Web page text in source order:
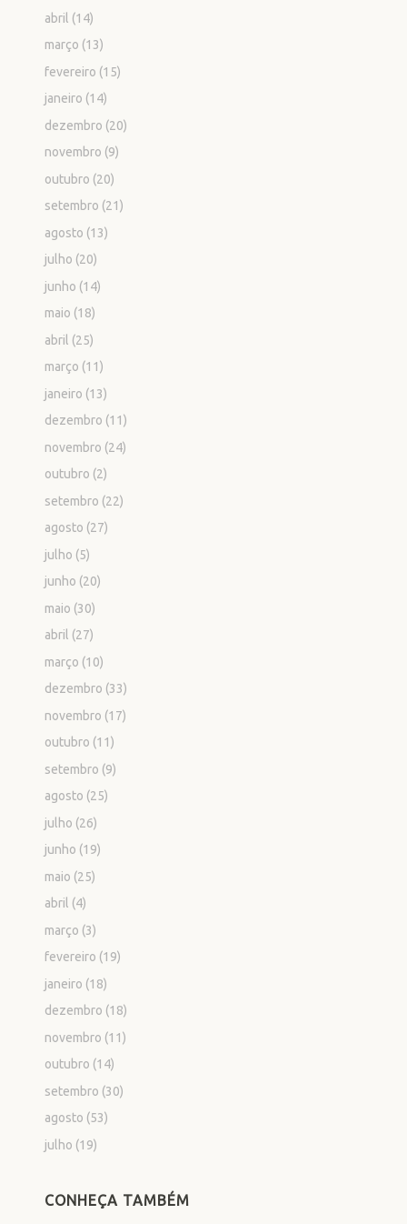
abril (14)
março (13)
fevereiro (15)
janeiro (14)
dezembro (20)
novembro (9)
outubro (20)
setembro (21)
agosto (13)
julho (20)
junho (14)
maio (18)
abril (25)
março (11)
janeiro (13)
dezembro (11)
novembro (24)
outubro (2)
setembro (22)
agosto (27)
julho (5)
junho (20)
maio (30)
abril (27)
março (10)
dezembro (33)
novembro (17)
outubro (11)
setembro (9)
agosto (25)
julho (26)
junho (19)
maio (25)
abril (4)
março (3)
fevereiro (19)
janeiro (18)
dezembro (18)
novembro (11)
outubro (14)
setembro (30)
agosto (53)
julho (19)
CONHEÇA TAMBÉM